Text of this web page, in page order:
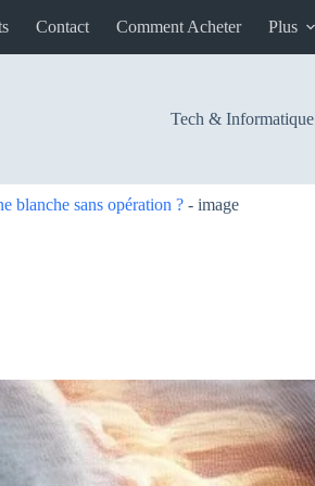
Contact Comment Acheter Plus
Tech & Informatique
blanche sans opération ? - image